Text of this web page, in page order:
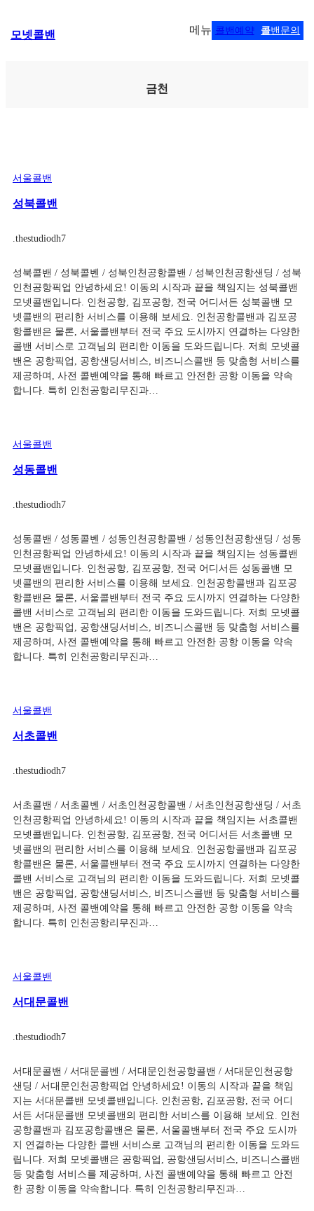
텐
모넷콜밴 메뉴 콜밴예약 콜밴문의
금천
서울콜밴
성북콜밴
thestudiodh7
성북콜밴 / 성북콜벤 / 성북인천공항콜밴 / 성북인천공항샌딩 / 성북
인천공항픽업 안녕하세요! 이동의 시작과 끝을 책임지는 성북콜밴
모넷콜밴입니다. 인천공항, 김포공항, 전국 어디서든 성북콜밴 모
넷콜밴의 편리한 서비스를 이용해 보세요. 인천공항콜밴과 김포공
항콜밴은 물론, 서울콜밴부터 전국 주요 도시까지 연결하는 다양한
콜밴 서비스로 고객님의 편리한 이동을 도와드립니다. 저희 모넷콜
밴은 공항픽업, 공항샌딩서비스, 비즈니스콜밴 등 맞춤형 서비스를
제공하며, 사전 콜밴예약을 통해 빠르고 안전한 공항 이동을 약속
합니다. 특히 인천공항리무진과…
서울콜밴
성동콜밴
thestudiodh7
성동콜밴 / 성동콜벤 / 성동인천공항콜밴 / 성동인천공항샌딩 / 성동
인천공항픽업 안녕하세요! 이동의 시작과 끝을 책임지는 성동콜밴
모넷콜밴입니다. 인천공항, 김포공항, 전국 어디서든 성동콜밴 모
넷콜밴의 편리한 서비스를 이용해 보세요. 인천공항콜밴과 김포공
항콜밴은 물론, 서울콜밴부터 전국 주요 도시까지 연결하는 다양한
콜밴 서비스로 고객님의 편리한 이동을 도와드립니다. 저희 모넷콜
밴은 공항픽업, 공항샌딩서비스, 비즈니스콜밴 등 맞춤형 서비스를
제공하며, 사전 콜밴예약을 통해 빠르고 안전한 공항 이동을 약속
합니다. 특히 인천공항리무진과…
서울콜밴
서초콜밴
thestudiodh7
서초콜밴 / 서초콜벤 / 서초인천공항콜밴 / 서초인천공항샌딩 / 서초
인천공항픽업 안녕하세요! 이동의 시작과 끝을 책임지는 서초콜밴
모넷콜밴입니다. 인천공항, 김포공항, 전국 어디서든 서초콜밴 모
넷콜밴의 편리한 서비스를 이용해 보세요. 인천공항콜밴과 김포공
항콜밴은 물론, 서울콜밴부터 전국 주요 도시까지 연결하는 다양한
콜밴 서비스로 고객님의 편리한 이동을 도와드립니다. 저희 모넷콜
밴은 공항픽업, 공항샌딩서비스, 비즈니스콜밴 등 맞춤형 서비스를
제공하며, 사전 콜밴예약을 통해 빠르고 안전한 공항 이동을 약속
합니다. 특히 인천공항리무진과…
서울콜밴
서대문콜밴
.thestudiodh7
서대문콜밴 / 서대문콜벤 / 서대문인천공항콜밴 / 서대문인천공항
샌딩 / 서대문인천공항픽업 안녕하세요! 이동의 시작과 끝을 책임
지는 서대문콜밴 모넷콜밴입니다. 인천공항, 김포공항, 전국 어디
서든 서대문콜밴 모넷콜밴의 편리한 서비스를 이용해 보세요. 인천
공항콜밴과 김포공항콜밴은 물론, 서울콜밴부터 전국 주요 도시까
지 연결하는 다양한 콜밴 서비스로 고객님의 편리한 이동을 도와드
립니다. 저희 모넷콜밴은 공항픽업, 공항샌딩서비스, 비즈니스콜밴
등 맞춤형 서비스를 제공하며, 사전 콜밴예약을 통해 빠르고 안전
한 공항 이동을 약속합니다. 특히 인천공항리무진과…